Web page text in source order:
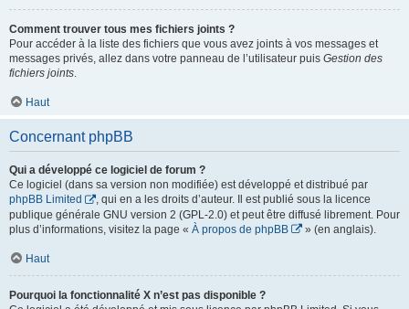
Comment trouver tous mes fichiers joints ?
Pour accéder à la liste des fichiers que vous avez joints à vos messages et
messages privés, allez dans votre panneau de l’utilisateur puis Gestion des
fichiers joints.
Haut
Concernant phpBB
Qui a développé ce logiciel de forum ?
Ce logiciel (dans sa version non modifiée) est développé et distribué par
phpBB Limited
, qui en a les droits d’auteur. Il est publié sous la licence
publique générale GNU version 2 (GPL-2.0) et peut être diffusé librement. Pour
plus d’informations, visitez la page « À propos de phpBB » (en anglais).
Haut
Pourquoi la fonctionnalité X n’est pas disponible ?